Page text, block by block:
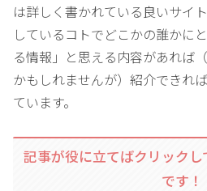
は詳しく書かれている良いサイ
しているコトでどこかの誰かに
る情報」と思える内容があれば
かもしれませんが）紹介できれ
ています。
記事が役に立てばクリック
です！